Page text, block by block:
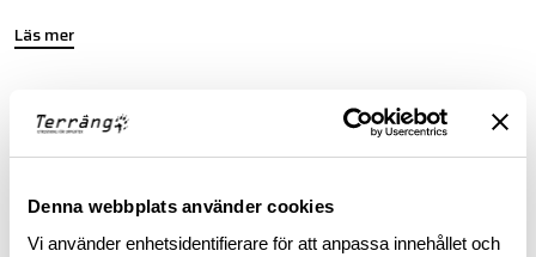
Denna webbplats använder cookies
Vi använder enhetsidentifierare för att anpassa innehållet och
Läs mer
BESKRIVNING
SPECIFIKATIONER